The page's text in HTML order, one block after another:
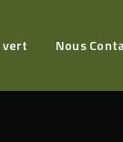
vert Nous